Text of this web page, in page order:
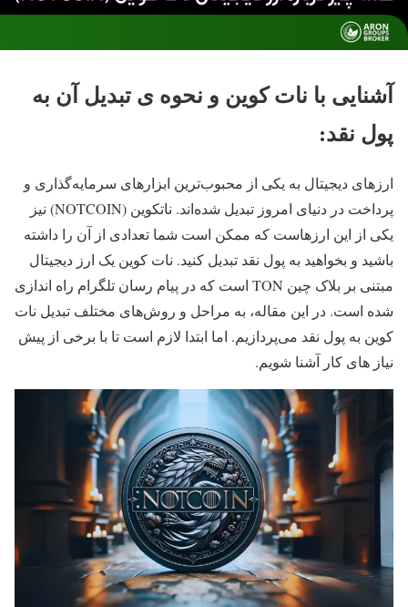
آشنایی با نات کوین و نحوه ی تبدیل آن به
پول نقد:
ارزهای دیجیتال به یکی از محبوب‌ترین ابزارهای سرمایه‌گذاری و
پرداخت در دنیای امروز تبدیل شده‌اند. ناتکوین (NOTCOIN) نیز
یکی از این ارزهاست که ممکن است شما تعدادی از آن را داشته
باشید و بخواهید به پول نقد تبدیل کنید. نات کوین یک ارز دیجیتال
مبتنی بر بلاک چین TON است که در پیام رسان تلگرام راه اندازی
شده است. در این مقاله، به مراحل و روش‌های مختلف تبدیل نات
کوین به پول نقد می‌پردازیم. اما ابتدا لازم است تا با برخی از پیش
نیاز های کار آشنا شویم.